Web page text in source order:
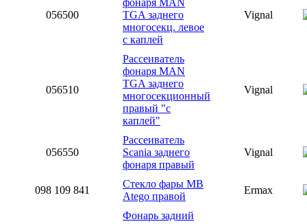
056500
TGA заднего
многосекц. левое
с каплей
Vignal
056510
Рассеиватель
фонаря MAN
TGA заднего
многосекционный
правый "с
каплей"
Vignal
056550
Рассеиватель
Scania заднего
фонаря правый
Vignal
098 109 841
Стекло фары MB
Atego правой
Ermax
Фонарь задний